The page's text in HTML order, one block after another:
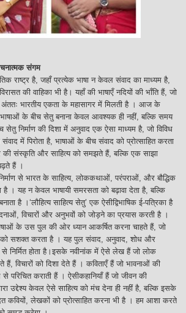
संगम
राष्ट्र है, जहाँ प्रत्येक भाषा न केवल संवाद का माध्यम है,
की वाहिका भी है। यहाँ की भाषाएँ नदियों की भाँति हैं, जो
अंततः भारतीय एकता के महासागर में मिलती है । आज के
के बीच सेतु बनाना केवल आवश्यक ही नहीं, बल्कि समय
निर्माण की दिशा में अनुवाद एक ऐसा माध्यम है, जो विविध
में पिरोता है, भाषाओं के बीच संवाद को प्रोत्साहित करता
संस्कृति और साहित्य को समझते हैं, बल्कि एक साझा
हैं ।
से भारत के साहित्य, लोककथाओं, परंपराओं, और बौद्धिक
है । यह न केवल भाषायी समरसता को बढ़ावा देता है, बल्कि
है ।‘लौहित्य साहित्य सेतु’ एक ऐसीद्विभाषिक ई-पत्रिका है
विचारों और अनुभवों को जोड़ने का प्रयास करती है ।
के उस पुल की ओर ध्यान आकर्षित करना चाहते हैं, जो
को सशक्त करता है । यह पुल संवाद, अनुवाद, शोध और
से निर्मित होता है।इसके नवीनांक में ऐसे लेख हैं जो लोक
हैं, विचारों को दिशा देते हैं । कविताएँ हैं जो भावनाओं की
से परिचित कराती हैं । ऐसीकहानियाँ हैं जो जीवन की
उद्देश्य केवल ऐसे साहित्य को मंच देना ही नहीं है, बल्कि इसके
कवियों, लेखकों को प्रोत्साहित करना भी है । हम आशा करते